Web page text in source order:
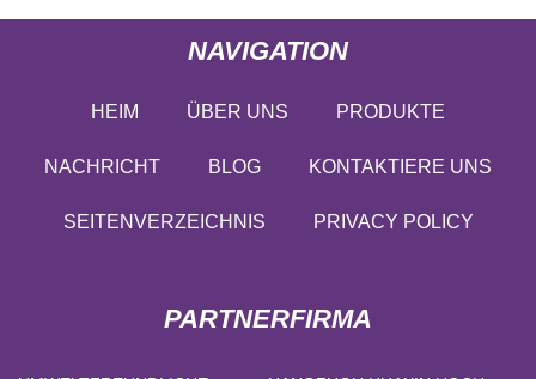
NAVIGATION
HEIM ÜBER UNS PRODUKTE
NACHRICHT BLOG KONTAKTIERE UNS
SEITENVERZEICHNIS PRIVACY POLICY
PARTNERFIRMA